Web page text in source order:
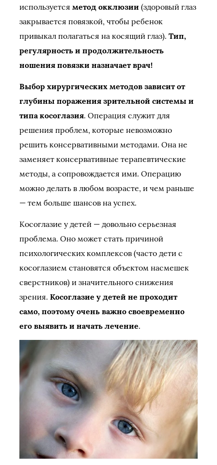
используется метод окклюзии (здоровый глаз
закрывается повязкой, чтобы ребенок
привыкал полагаться на косящий глаз). Тип,
регулярность и продолжительность
ношения повязки назначает врач!
Выбор хирургических методов зависит от
глубины поражения зрительной системы и
типа косоглазия. Операция служит для
решения проблем, которые невозможно
решить консервативными методами. Она не
заменяет консервативные терапевтические
методы, а сопровождается ими. Операцию
можно делать в любом возрасте, и чем раньше
— тем больше шансов на успех.
Косоглазие у детей — довольно серьезная
проблема. Оно может стать причиной
психологических комплексов (часто дети с
косоглазием становятся объектом насмешек
сверстников) и значительного снижения
зрения. Косоглазие у детей не проходит
само, поэтому очень важно своевременно
его выявить и начать лечение.